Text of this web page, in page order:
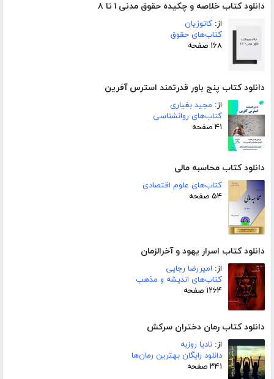
دانلود کتاب خلاصه و چکیده حقوق مدنی ۱ تا ۸
از: کاتوزیان
کتاب‌های حقوق
۱۶۸ صفحه
دانلود کتاب پنج باور قدرتمند استرس آفرین
از: مجید بغیاری
کتاب‌های روانشناسی
۴۱ صفحه
دانلود کتاب محاسبه مالی
کتاب‌های علوم اقتصادی
۵۴ صفحه
دانلود کتاب اسرار یهود و آخرالزمان
از: امیررضا رجایی
کتاب‌های اندیشه و مذهب
۱۲۶۴ صفحه
دانلود کتاب رمان دختران سرکش
از: نادیا روزبه
دانلود رایگان بهترین رمان‌ها
۳۴۱ صفحه